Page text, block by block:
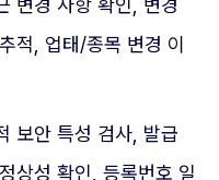
변경 사항 확인, 변경
적, 업태/종목 변경 이
보안 특성 검사, 발급
상성 확인, 등록번호 일